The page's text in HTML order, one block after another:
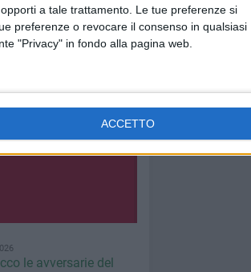
a tale trattamento. Le tue preferenze si
preferenze o revocare il consenso in qualsiasi
"Privacy" in fondo alla pagina web.
ACCETTO
le avversarie del